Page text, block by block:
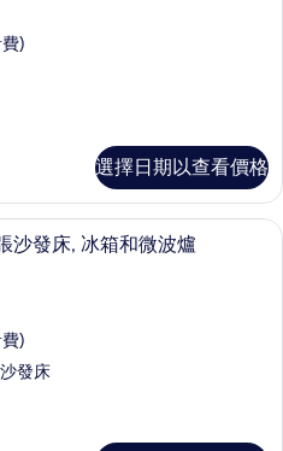
)
選擇日期以查看價格
書桌、筆電工作空間、隔音、熨斗/熨
沙發床, 冰箱和微波爐
)
發床